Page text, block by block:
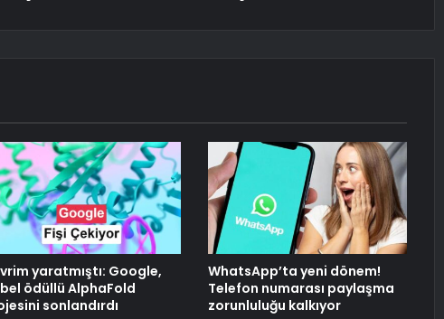
yaratmıştı: Google,
ödüllü AlphaFold
sonlandırdı
WhatsApp’ta yeni dönem!
Telefon numarası paylaşma
zorunluluğu kalkıyor